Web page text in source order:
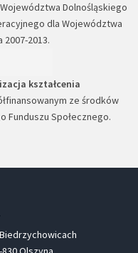
Dolnośląskiego
dla Województwa
2013.
kształcenia
ze środków
Funduszu Społecznego.